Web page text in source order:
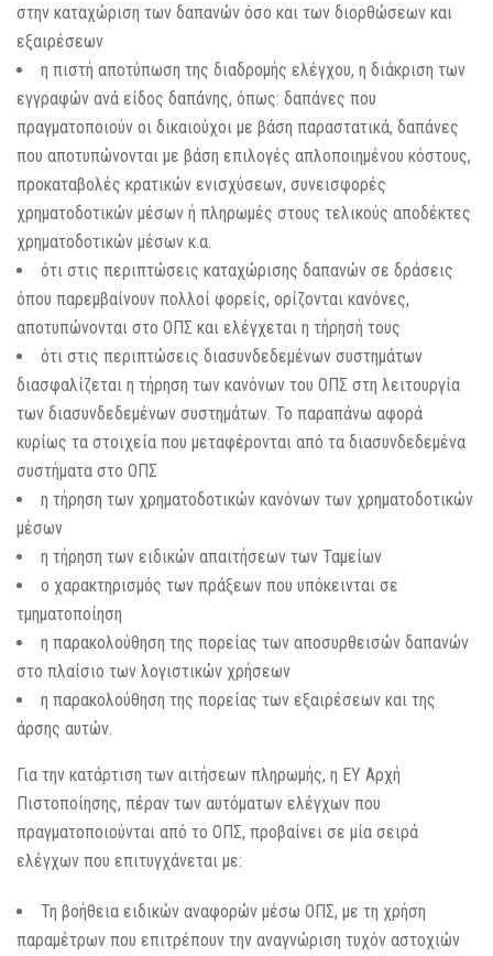
στην καταχώριση των δαπανών όσο και των διορθώσεων και
εξαιρέσεων
η πιστή αποτύπωση της διαδρομής ελέγχου, η διάκριση των
εγγραφών ανά είδος δαπάνης, όπως: δαπάνες που
πραγματοποιούν οι δικαιούχοι με βάση παραστατικά, δαπάνες
που αποτυπώνονται με βάση επιλογές απλοποιημένου κόστους,
προκαταβολές κρατικών ενισχύσεων, συνεισφορές
χρηματοδοτικών μέσων ή πληρωμές στους τελικούς αποδέκτες
χρηματοδοτικών μέσων κ.α.
ότι στις περιπτώσεις καταχώρισης δαπανών σε δράσεις
όπου παρεμβαίνουν πολλοί φορείς, ορίζονται κανόνες,
αποτυπώνονται στο ΟΠΣ και ελέγχεται η τήρησή τους
ότι στις περιπτώσεις διασυνδεδεμένων συστημάτων
διασφαλίζεται η τήρηση των κανόνων του ΟΠΣ στη λειτουργία
των διασυνδεδεμένων συστημάτων. Το παραπάνω αφορά
κυρίως τα στοιχεία που μεταφέρονται από τα διασυνδεδεμένα
συστήματα στο ΟΠΣ
η τήρηση των χρηματοδοτικών κανόνων των χρηματοδοτικών
μέσων
η τήρηση των ειδικών απαιτήσεων των Ταμείων
ο χαρακτηρισμός των πράξεων που υπόκεινται σε
τμηματοποίηση
η παρακολούθηση της πορείας των αποσυρθεισών δαπανών
στο πλαίσιο των λογιστικών χρήσεων
η παρακολούθηση της πορείας των εξαιρέσεων και της
άρσης αυτών.
Για την κατάρτιση των αιτήσεων πληρωμής, η ΕΥ Αρχή
Πιστοποίησης, πέραν των αυτόματων ελέγχων που
πραγματοποιούνται από το ΟΠΣ, προβαίνει σε μία σειρά
ελέγχων που επιτυγχάνεται με:
Τη βοήθεια ειδικών αναφορών μέσω ΟΠΣ, με τη χρήση
παραμέτρων που επιτρέπουν την αναγνώριση τυχόν αστοχιών